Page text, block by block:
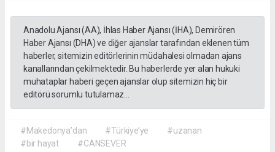
Anadolu Ajansı (AA), İhlas Haber Ajansı (İHA), Demirören
Haber Ajansı (DHA) ve diğer ajanslar tarafından eklenen tüm
haberler, sitemizin editörlerinin müdahalesi olmadan ajans
kanallarından çekilmektedir. Bu haberlerde yer alan hukuki
muhataplar haberi geçen ajanslar olup sitemizin hiç bir
editörü sorumlu tutulamaz...
#Makedonya’dan #Türkiye’ye
#uzanan
#bir hayat
#CANSEVER